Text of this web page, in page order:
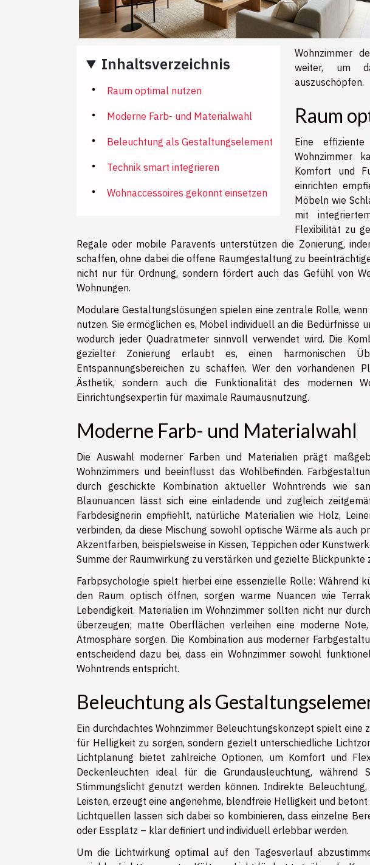
Inhaltsverzeichnis
Raum optimal nutzen
Moderne Farb- und Materialwahl
Beleuchtung als Gestaltungselement
Technik smart integrieren
Wohnaccessoires gekonnt einsetzen
Wohnzimmer
weiter, um
auszuschöpfen.
Raum
Eine
Wohnzimmer
Komfort und
einrichten
Möbeln wie
mit
Flexibilität zu
Regale oder mobile Paravents unterstützen die Zonierung,
schaffen, ohne dabei die offene Raumgestaltung zu
nicht nur für Ordnung, sondern fördert auch das Gefühl von
Wohnungen.
Modulare Gestaltungslösungen spielen eine zentrale Rolle,
nutzen. Sie ermöglichen es, Möbel individuell an die Bedürfnisse
wodurch jeder Quadratmeter sinnvoll verwendet wird. Die
gezielter Zonierung erlaubt es, einen harmonischen
Entspannungsbereichen zu schaffen. Wer den
Ästhetik, sondern auch die Funktionalität des modernen
Einrichtungsexpertin für maximale Raumausnutzung.
Moderne Farb- und Materialwahl
Die Auswahl moderner Farben und Materialien prägt
Wohnzimmers und beeinflusst das Wohlbefinden.
durch geschickte Kombination aktueller Wohntrends wie
Blaunuancen lässt sich eine einladende und zugleich
Farbdesignerin empfiehlt, natürliche Materialien wie Holz,
verbinden, da diese Mischung sowohl optische Wärme als auch
Akzentfarben, beispielsweise in Kissen, Teppichen oder
Summe der Raumwirkung zu verstärken und gezielte Blickpunkte
Farbpsychologie spielt hierbei eine essenzielle Rolle: Während
den Raum optisch öffnen, sorgen warme Nuancen wie
Lebendigkeit. Materialien im Wohnzimmer sollten nicht nur
überzeugen; matte Oberflächen verleihen eine moderne
Atmosphäre sorgen. Die Kombination aus moderner
entscheidend dazu bei, dass ein Wohnzimmer sowohl
Wohntrends entspricht.
Beleuchtung als
Ein durchdachtes Wohnzimmer Beleuchtungskonzept spielt eine
für Helligkeit zu sorgen, sondern gezielt unterschiedliche
Lichtplanung bietet zahlreiche Optionen, um Komfort und
Deckenleuchten ideal für die Grundausleuchtung, während
Stimmungslicht genutzt werden können. Indirekte
Leisten, erzeugt eine angenehme, blendfreie Helligkeit und
Lichtquellen lassen sich dabei so kombinieren, dass einzelne
oder Essplatz – klar definiert und individuell erlebbar werden.
Um die Lichtwirkung optimal auf den Tagesverlauf